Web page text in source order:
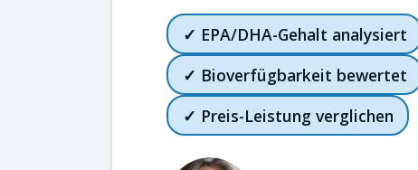
✓ EPA/DHA-Gehalt analysiert
✓ Bioverfügbarkeit bewertet
✓ Preis-Leistung verglichen